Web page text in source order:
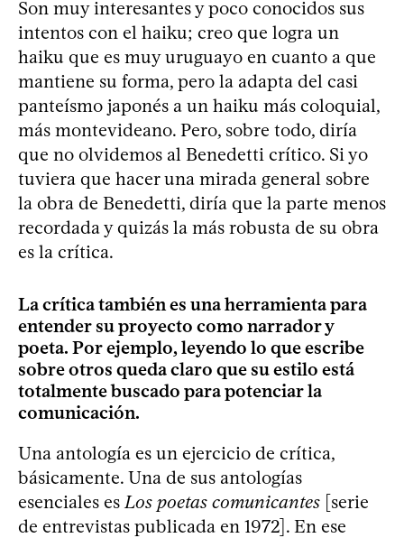
Son muy interesantes y poco conocidos sus
intentos con el haiku; creo que logra un
haiku que es muy uruguayo en cuanto a que
mantiene su forma, pero la adapta del casi
panteísmo japonés a un haiku más coloquial,
más montevideano. Pero, sobre todo, diría
que no olvidemos al Benedetti crítico. Si yo
tuviera que hacer una mirada general sobre
la obra de Benedetti, diría que la parte menos
recordada y quizás la más robusta de su obra
es la crítica.
La crítica también es una herramienta para
entender su proyecto como narrador y
poeta. Por ejemplo, leyendo lo que escribe
sobre otros queda claro que su estilo está
totalmente buscado para potenciar la
comunicación.
Una antología es un ejercicio de crítica,
básicamente. Una de sus antologías
esenciales es Los poetas comunicantes [serie
de entrevistas publicada en 1972]. En ese